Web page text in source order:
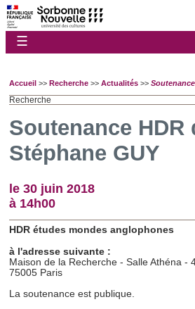
☰
Accueil >> Recherche >> Actualités >>
Recherche
Soutenance HDR
Stéphane GUY
le 30 juin 2018
à 14h00
HDR études mondes anglophones
à l'adresse suivante :
Maison de la Recherche - Salle Athéna -
75005 Paris
La soutenance est publique.